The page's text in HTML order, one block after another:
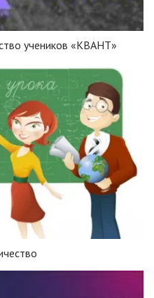
учеников «КВАНТ»